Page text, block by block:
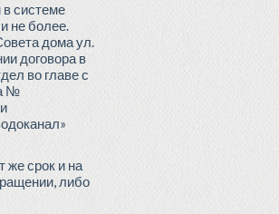
системе
не более.
дома ул.
договора в
во главе с
№
же срок и на
либо